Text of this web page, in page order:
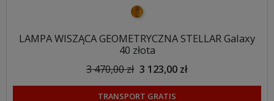
złoty
LAMPA WISZĄCA GEOMETRYCZNA STELLAR Galaxy
40 złota
3 470,00 zł 3 123,00 zł
TRANSPORT GRATIS